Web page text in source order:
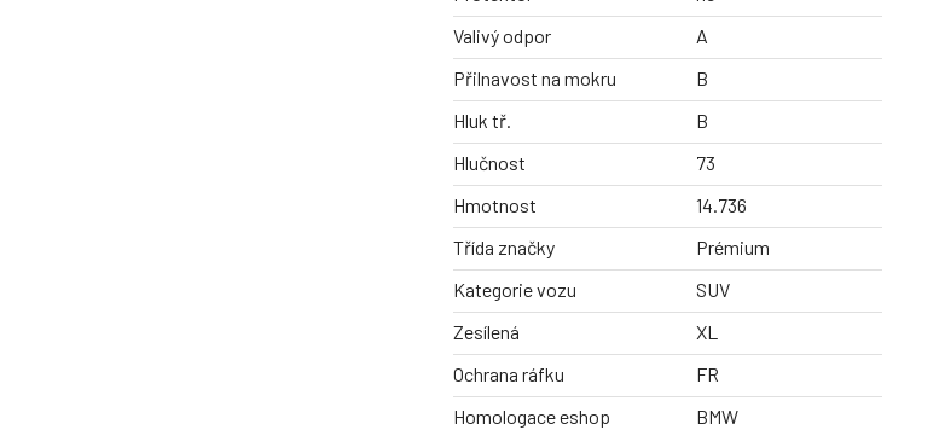
Valivý odpor
A
Přilnavost na mokru
B
Hluk tř.
B
Hlučnost
73
Hmotnost
14.736
Třída značky
Prémium
Kategorie vozu
SUV
Zesílená
XL
Ochrana ráfku
FR
Homologace eshop
BMW